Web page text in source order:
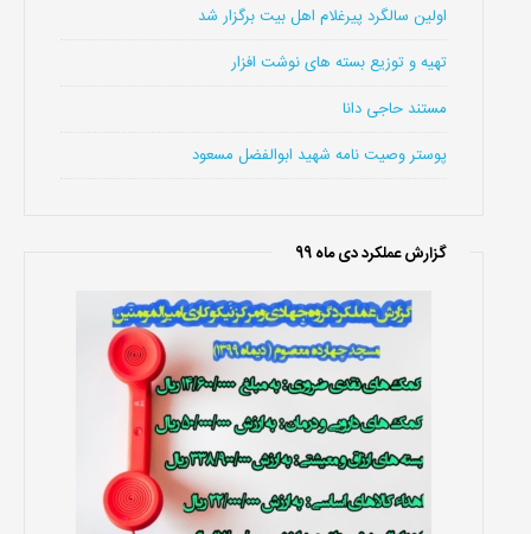
اولین سالگرد پیرغلام اهل بیت برگزار شد
تهیه و توزیع بسته های نوشت افزار
مستند حاجی دانا
پوستر وصیت نامه شهید ابوالفضل مسعود
گزارش عملکرد دی ماه 99